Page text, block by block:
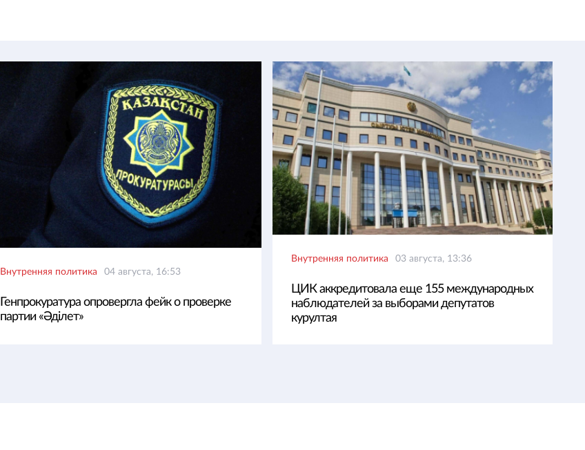
Внутренняя политика 04 августа, 16:53
Генпрокуратура опровергла фейк о проверке
партии «Әділет»
Внутренняя политика 03 августа, 13:36
ЦИК аккредитовала еще 155 международных
наблюдателей за выборами депутатов
курултая